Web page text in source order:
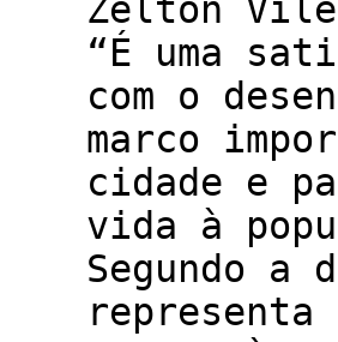
Zelton
“É uma
com o
marco
cidade e
vida à
Segundo a
representa